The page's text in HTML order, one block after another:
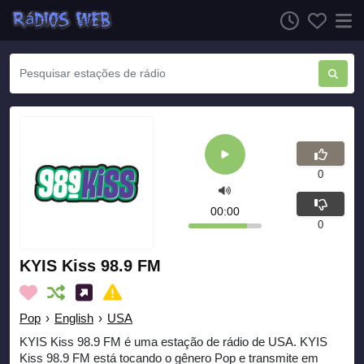
KYIS Kiss 98.9 FM
Pop › English › USA
KYIS Kiss 98.9 FM é uma estação de rádio de USA. KYIS
Kiss 98.9 FM está tocando o gênero Pop e transmite em
00:00
0
0